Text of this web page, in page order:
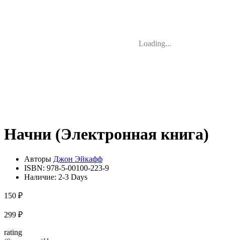
Loading...
Начни (Электронная книга)
Авторы Джон Эйкафф
ISBN: 978-5-00100-223-9
Наличие: 2-3 Days
150 ₽
299 ₽
rating